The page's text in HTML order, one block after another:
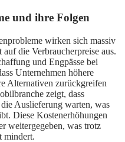
und ihre Folgen
wirken sich massiv
die Verbraucherpreise aus.
und Engpässe bei
Unternehmen höhere
Alternativen zurückgreifen
zeigt, dass
Auslieferung warten, was
Diese Kostenerhöhungen
weitergegeben, was trotz
mindert.